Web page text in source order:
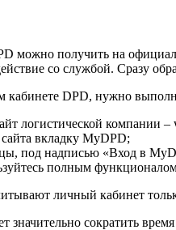
можно получить на
со службой. Сразу
кабинете DPD, нужно
логистической компании
вкладку MyDPD;
под надписью «Вход в
полным
личный кабинет
значительно сократить